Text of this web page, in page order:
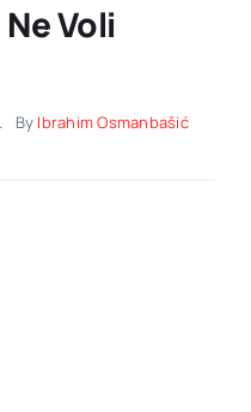
Voli
By Ibrahim Osmanbašić